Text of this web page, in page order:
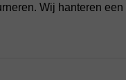
Wij hanteren